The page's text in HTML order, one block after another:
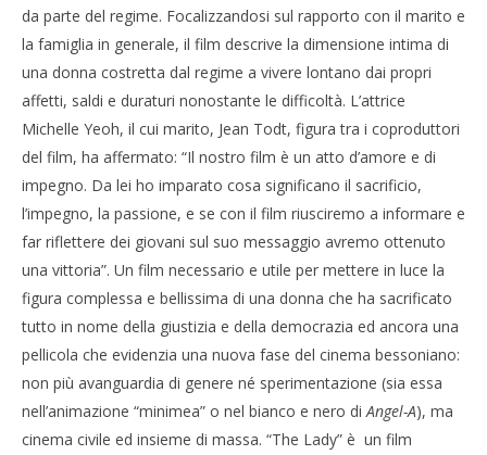
da parte del regime. Focalizzandosi sul rapporto con il marito e
la famiglia in generale, il film descrive la dimensione intima di
una donna costretta dal regime a vivere lontano dai propri
affetti, saldi e duraturi nonostante le difficoltà. L’attrice
Michelle Yeoh, il cui marito, Jean Todt, figura tra i coproduttori
del film, ha affermato: “Il nostro film è un atto d’amore e di
impegno. Da lei ho imparato cosa significano il sacrificio,
l’impegno, la passione, e se con il film riusciremo a informare e
far riflettere dei giovani sul suo messaggio avremo ottenuto
una vittoria”. Un film necessario e utile per mettere in luce la
figura complessa e bellissima di una donna che ha sacrificato
tutto in nome della giustizia e della democrazia ed ancora una
pellicola che evidenzia una nuova fase del cinema bessoniano:
non più avanguardia di genere né sperimentazione (sia essa
nell’animazione “minimea” o nel bianco e nero diAngel-A), ma
cinema civile ed insieme di massa. “The Lady” è un film